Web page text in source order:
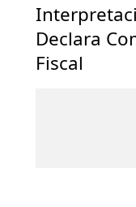
Declara
Fiscal